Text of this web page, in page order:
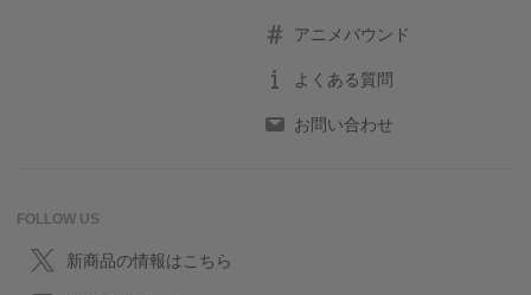
アニメバウンド
よくある質問
お問い合わせ
FOLLOW US
新商品の情報はこちら